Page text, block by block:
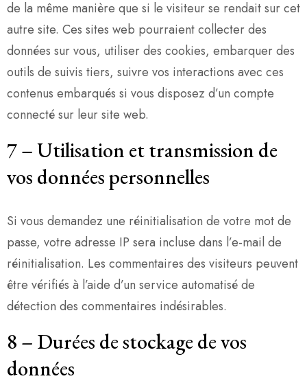
de la même manière que si le visiteur se rendait sur cet
autre site. Ces sites web pourraient collecter des
données sur vous, utiliser des cookies, embarquer des
outils de suivis tiers, suivre vos interactions avec ces
contenus embarqués si vous disposez d’un compte
connecté sur leur site web.
7–Utilisation et transmission de
vos données personnelles
Si vous demandez une réinitialisation de votre mot de
passe, votre adresse IP sera incluse dans l’e-mail de
réinitialisation. Les commentaires des visiteurs peuvent
être vérifiés à l’aide d’un service automatisé de
détection des commentaires indésirables.
8 – Durées de stockage de vos
données